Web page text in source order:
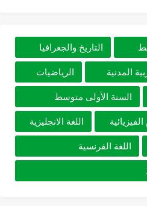
التاريخ والجغرافيا
المدنية الرياضيات
السنة الأولى متوسط
الفيزيائية اللغة الانجليزية
اللغة الفرنسية